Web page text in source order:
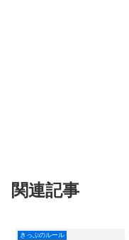
関連記事
きっぷのルール